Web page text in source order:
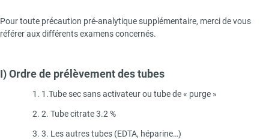
Pour toute précaution pré-analytique supplémentaire, merci de vous
référer aux différents examens concernés.
I) Ordre de prélèvement des tubes
1. 1.Tube sec sans activateur ou tube de « purge »
2. 2. Tube citrate 3.2 %
3. 3. Les autres tubes (EDTA, héparine…)